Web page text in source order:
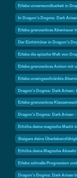
Erlebe unverwundbarkeit in
In Dragon's Dogma: Dark
Erlebe grenzenlose Abenteuer
Der Einhitttöter in Dragon's
Erlebe die epische Welt von
Erlebe grenzenlose Action mit
Erlebe uneingeschränkte
Dragon's Dogma: Dark
Erlebe grenzenlose
Dragon's Dogma: Dark Arisen
Erhöhe deine magische Macht
Steigere deine
Erhöhe deine Magische
Erlebe schnelle Progression
Dragon's Dogma: Dark Arisen